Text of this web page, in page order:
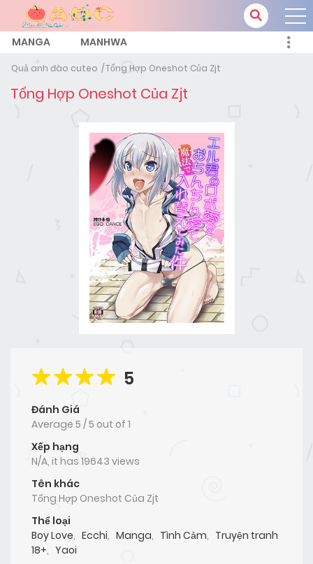
MANGA MANHWA
Quả anh đào cuteo Tổng Hợp Oneshot Của Zjt
Tổng Hợp Oneshot Của Zjt
5
Đánh Giá
Average 5 /5 out of 1
Xếp hạng
N/A, it has 19643 views
Tên khác
Tổng Hợp Oneshot Của Zjt
Thể loại
Boy Love, Ecchi, Manga, Tình Cảm, Truyện tranh
18+, Yaoi